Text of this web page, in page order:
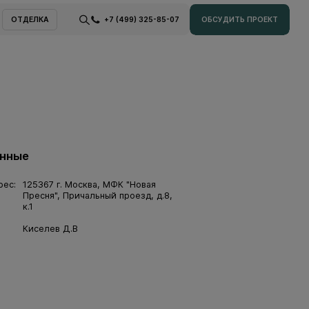
ОТДЕЛКА +7 (499) 325-85-07 ОБСУДИТЬ ПРОЕКТ
125367 г. Москва, МФК "Новая
Пресня", Причальный проезд, д.8,
к.1
Киселев Д.В